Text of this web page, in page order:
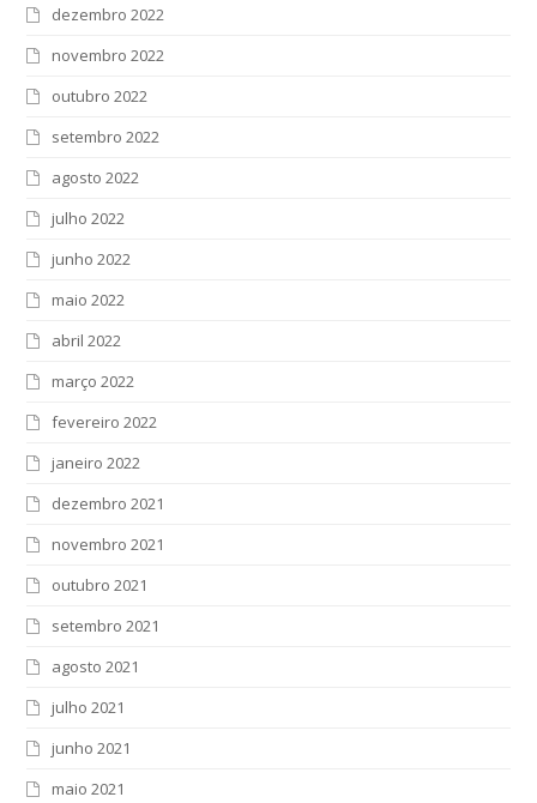
dezembro 2022
novembro 2022
outubro 2022
setembro 2022
agosto 2022
julho 2022
junho 2022
maio 2022
abril 2022
março 2022
fevereiro 2022
janeiro 2022
dezembro 2021
novembro 2021
outubro 2021
setembro 2021
agosto 2021
julho 2021
junho 2021
maio 2021